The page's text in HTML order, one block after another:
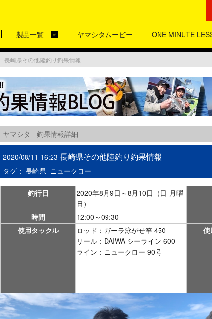
製品一覧 ヤマシタムービー ONE MINUTE
長崎県その他陸釣り釣果情報
ヤマシタ - 釣果情報詳細
2020/08/11 16:23 長崎県その他陸釣り釣果情報
タグ： 長崎県 ニュークロー
釣行日
2020年8月9日～8月10日（日-月曜
日）
時間
12:00～09:30
使用タックル
ロッド：ガーラ泳がせ竿 450
リール：DAIWA シーライン 600
ライン：ニュークロー 90号
使